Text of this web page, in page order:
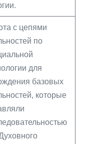
с цепями
по
для
базовых
которые